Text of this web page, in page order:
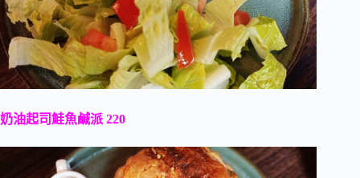
奶油起司鮭魚鹹派 220